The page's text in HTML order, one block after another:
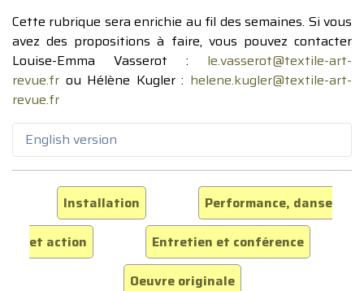
Cette rubrique sera enrichie au fil des semaines. Si vous
avez des propositions à faire, vous pouvez contacter
Louise-Emma Vasserot : le.vasserot@textile-art-
revue.fr ou Hélène Kugler : helene.kugler@textile-art-
revue.fr
English version
Installation
Performance, danse
et action
Entretien et conférence
Oeuvre originale